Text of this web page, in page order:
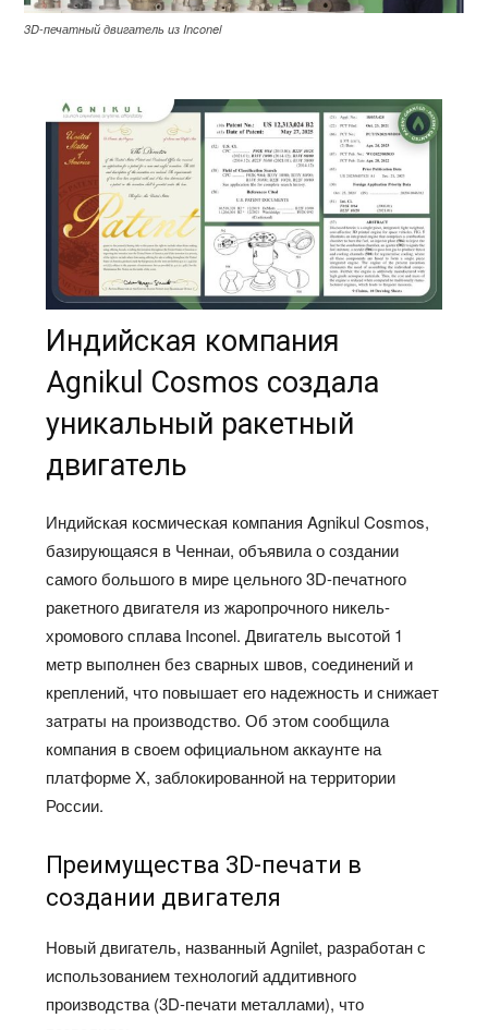
3D-печатный двигатель из Inconel
Индийская компания
Agnikul Cosmos создала
уникальный ракетный
двигатель
Индийская космическая компания Agnikul Cosmos,
базирующаяся в Ченнаи, объявила о создании
самого большого в мире цельного 3D-печатного
ракетного двигателя из жаропрочного никель-
хромового сплава Inconel. Двигатель высотой 1
метр выполнен без сварных швов, соединений и
креплений, что повышает его надежность и снижает
затраты на производство. Об этом сообщила
компания в своем официальном аккаунте на
платформе X, заблокированной на территории
России.
Преимущества 3D-печати в
создании двигателя
Новый двигатель, названный Agnilet, разработан с
использованием технологий аддитивного
производства (3D-печати металлами), что